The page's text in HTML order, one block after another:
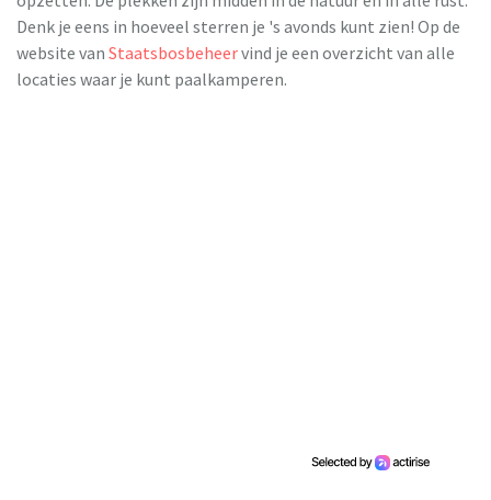
Denk je eens in hoeveel sterren je 's avonds kunt zien! Op de
website van Staatsbosbeheervind je een overzicht van alle
locaties waar je kunt paalkamperen.